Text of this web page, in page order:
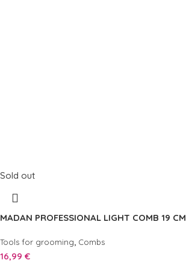
Sold out
MADAN PROFESSIONAL LIGHT COMB 19 CM
Tools for grooming, Combs
16,99 €